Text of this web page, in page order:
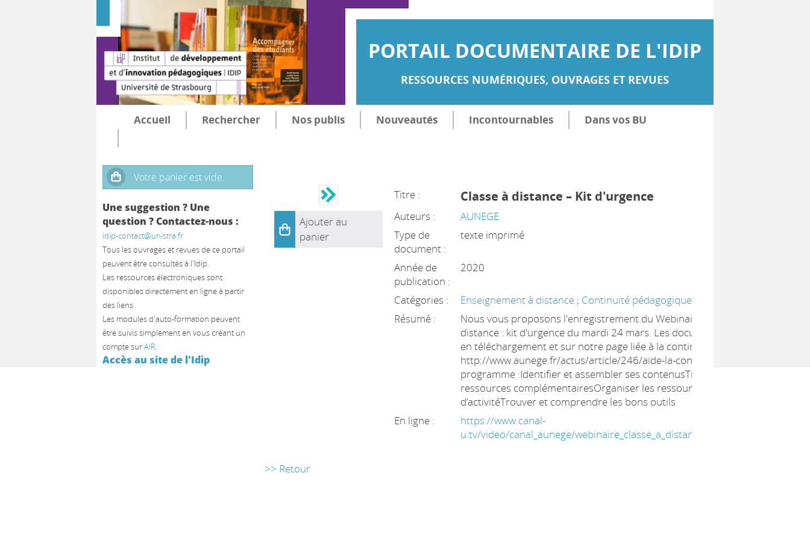
PORTAIL DOCUMENTAIRE DE L'IDIP
RESSOURCES NUMÉRIQUES, OUVRAGES ET REVUES
Accueil Rechercher Nos publis Nouveautés Incontournables Dans vos BU
Ajouter au
panier
Titre : Classe à distance – Kit d'urgence
Auteurs :
AUNEGE
Type de
document :
texte imprimé
Année de
publication :
2020
Catégories : Enseignement à distance ; Continuité pédagogique
Résumé :
Nous vous proposons l'enregistrement du Webinaire intitulé Classe à
distance : kit d'urgence du mardi 24 mars. Les documents sont disponibles
en téléchargement et sur notre page liée à la continuité pédagogique :
http://www.aunege.fr/actus/article/246/aide-la-continuit-p-dagogique Au
programme :Identifier et assembler ses contenusTrouver et intégrer des
ressources complémentairesOrganiser les ressources et les consignes
d’activitéTrouver et comprendre les bons outils
En ligne :
https://www.canal-
u.tv/video/canal_aunege/webinaire_classe_a_distance_kit_d_urgence.55349
>> Retour
Une suggestion ? Une
question ? Contactez-nous :
idip-contact@unistra.fr
Tous les ouvrages et revues de ce portail
peuvent être consultés à l'Idip.
Les ressources électroniques sont
disponibles directement en ligne à partir
des liens.
Les modules d'auto-formation peuvent
être suivis simplement en vous créant un
compte surAIR.
Accès au site de l'Idip